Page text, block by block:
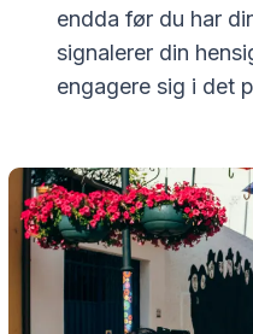
endda før du har
signalerer din
engagere sig i det